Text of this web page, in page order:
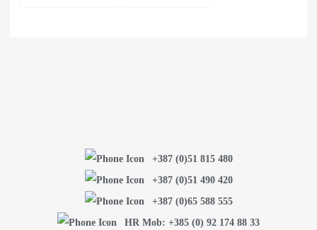
+387 (0)51 815 480
+387 (0)51 490 420
+387 (0)65 588 555
HR Mob: +385 (0) 92 174 88 33